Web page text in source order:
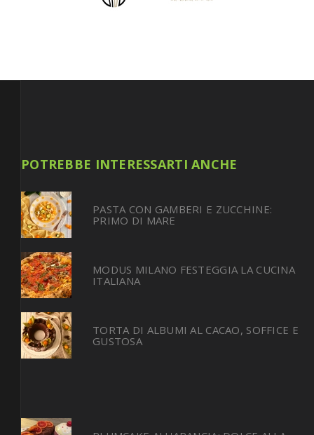
POTREBBE INTERESSARTI ANCHE
PASTA CON GAMBERI E ZUCCHINE:
PRIMO DI MARE
MODUS MILANO FESTEGGIA LA CUCINA
ITALIANA
TORTA DI ALBUMI AL CACAO, SOFFICE E
GUSTOSA